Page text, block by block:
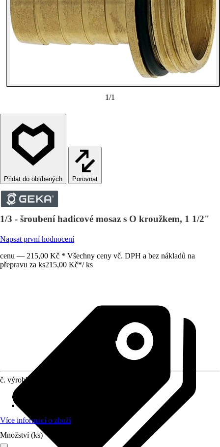
1/1
Porovnat
1/3 - šroubení hadicové mosaz s O kroužkem, 1 1/2"
Napsat první hodnocení
cenu — 215,00 Kč * Všechny ceny vč. DPH a bez nákladů na
přepravu za ks215,00 Kč*/ ks
č. výrobku
Více informací o zboží
Množství (ks)